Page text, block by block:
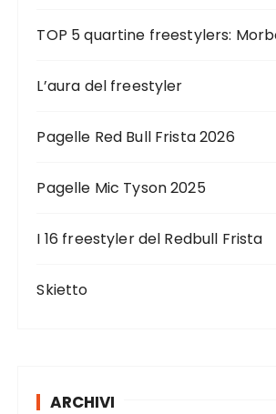
TOP 5 quartine freestylers:
L’aura del freestyler
Pagelle Red Bull Frista 2026
Pagelle Mic Tyson 2025
I 16 freestyler del Redbull Frista
Skietto
ARCHIVI